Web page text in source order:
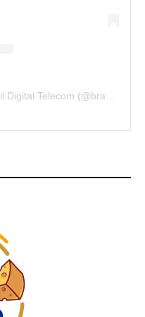
Um post compartilhado por Brasil Digital Telecom (@brasildigitaltelecom)